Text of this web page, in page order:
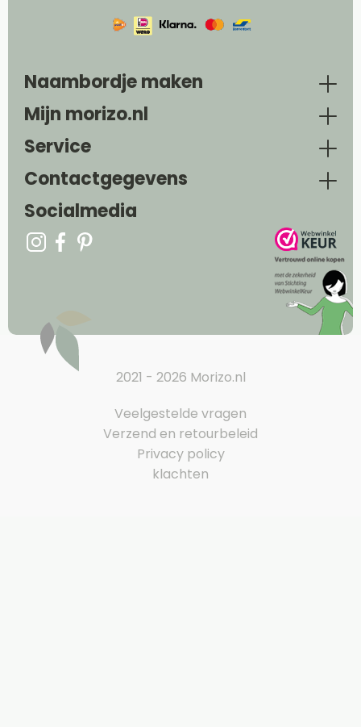
Naambordje maken
Mijn morizo.nl
Service
Contactgegevens
Socialmedia
2021 - 2026 Morizo.nl
Veelgestelde vragen
Verzend en retourbeleid
Privacy policy
klachten